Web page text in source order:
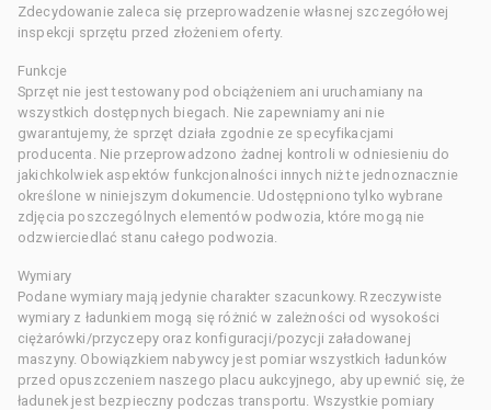
Zdecydowanie zaleca się przeprowadzenie własnej szczegółowej
inspekcji sprzętu przed złożeniem oferty.
Funkcje
Sprzęt nie jest testowany pod obciążeniem ani uruchamiany na
wszystkich dostępnych biegach. Nie zapewniamy ani nie
gwarantujemy, że sprzęt działa zgodnie ze specyfikacjami
producenta. Nie przeprowadzono żadnej kontroli w odniesieniu do
jakichkolwiek aspektów funkcjonalności innych niż te jednoznacznie
określone w niniejszym dokumencie. Udostępniono tylko wybrane
zdjęcia poszczególnych elementów podwozia, które mogą nie
odzwierciedlać stanu całego podwozia.
Wymiary
Podane wymiary mają jedynie charakter szacunkowy. Rzeczywiste
wymiary z ładunkiem mogą się różnić w zależności od wysokości
ciężarówki/przyczepy oraz konfiguracji/pozycji załadowanej
maszyny. Obowiązkiem nabywcy jest pomiar wszystkich ładunków
przed opuszczeniem naszego placu aukcyjnego, aby upewnić się, że
ładunek jest bezpieczny podczas transportu. Wszystkie pomiary